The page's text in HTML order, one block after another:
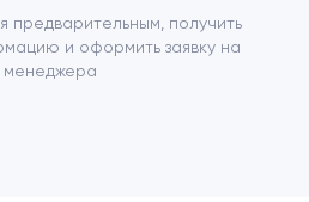
предварительным, получить
и оформить заявку на
менеджера